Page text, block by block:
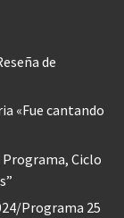
de
«Fue cantando
Ciclo
Programa 25